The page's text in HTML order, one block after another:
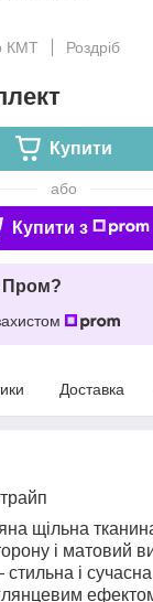
КМТ
Роздріб
Купити
або
Купити з
Пром?
Доставка
щільна
і матовий
стильна і